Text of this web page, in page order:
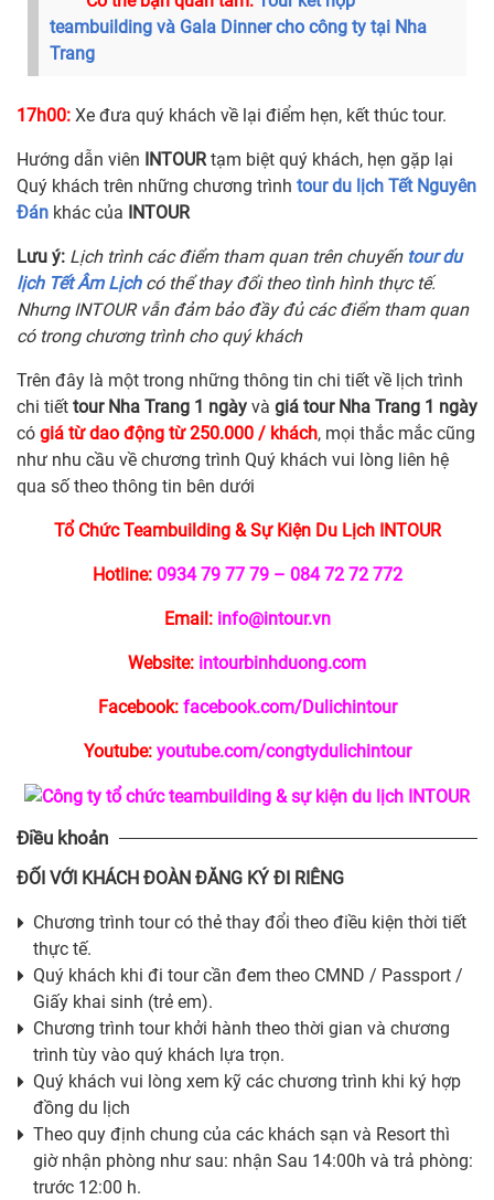
teambuilding và Gala Dinner cho công ty tại Nha
Trang
17h00: Xe đưa quý khách về lại điểm hẹn, kết thúc tour.
Hướng dẫn viên INTOURtạm biệt quý khách, hẹn gặp lại
Quý khách trên những chương trình tour du lịch Tết Nguyên
Đán khác của INTOUR
Lưu ý: Lịch trình các điểm tham quan trên chuyến tour du
lịch Tết Âm Lịchcó thể thay đổi theo tình hình thực tế.
Nhưng INTOUR vẫn đảm bảo đầy đủ các điểm tham quan
có trong chương trình cho quý khách
Trên đây là một trong những thông tin chi tiết về lịch trình
chi tiết tour Nha Trang 1 ngày và giá tour Nha Trang 1 ngày
có giá từ dao động từ 250.000 / khách, mọi thắc mắc cũng
như nhu cầu về chương trình Quý khách vui lòng liên hệ
qua số theo thông tin bên dưới
Tổ Chức Teambuilding & Sự Kiện Du Lịch INTOUR
Hotline: 0934 79 77 79 – 084 72 72 772
Email: info@intour.vn
Website: intourbinhduong.com
Facebook: facebook.com/Dulichintour
Youtube: youtube.com/congtydulichintour
Điều khoản
ĐỐI VỚI KHÁCH ĐOÀN ĐĂNG KÝ ĐI RIÊNG
Chương trình tour có thẻ thay đổi theo điều kiện thời tiết
thực tế.
Quý khách khi đi tour cần đem theo CMND / Passport /
Giấy khai sinh (trẻ em).
Chương trình tour khởi hành theo thời gian và chương
trình tùy vào quý khách lựa trọn.
Quý khách vui lòng xem kỹ các chương trình khi ký hợp
đồng du lịch
Theo quy định chung của các khách sạn và Resort thì
giờ nhận phòng như sau: nhận Sau 14:00h và trả phòng:
trước 12:00 h.